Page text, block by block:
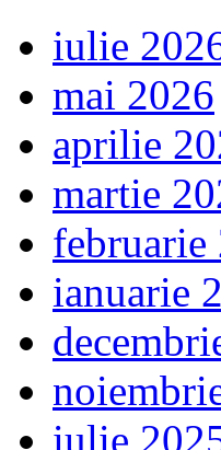
iulie
mai 2026
aprilie
martie
februarie
ianuarie
iulie